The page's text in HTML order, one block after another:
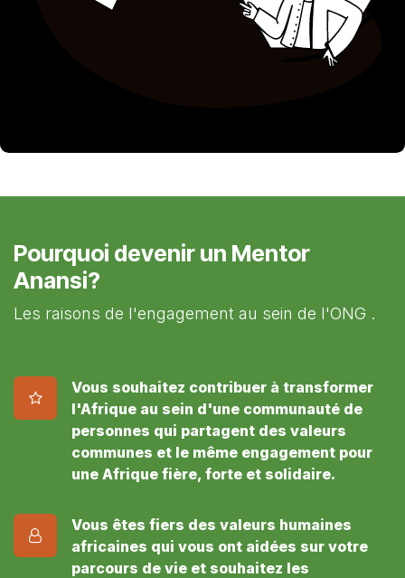
Pourquoi devenir un Mentor
Anansi?
Les raisons de l'engagement au sein de l'ONG .
Vous souhaitez contribuer à transformer
l'Afrique au sein d'une communauté de
personnes qui partagent des valeurs
communes et le même engagement pour
une Afrique fière, forte et solidaire.
Vous êtes fiers des valeurs humaines
africaines qui vous ont aidées sur votre
parcours de vie et souhaitez les